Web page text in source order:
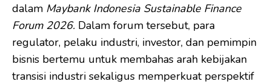
dalam Maybank Indonesia Sustainable Finance
Forum 2026. Dalam forum tersebut, para
regulator, pelaku industri, investor, dan pemimpin
bisnis bertemu untuk membahas arah kebijakan
transisi industri sekaligus memperkuat perspektif